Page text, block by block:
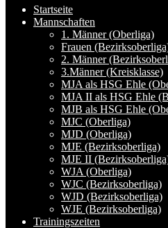
Startseite
Mannschaften
1. Männer (Oberliga)
Frauen
2. Männer
3.Männer (Kreisklasse)
MJA als HSG Ehle
MJA II als HSG Ehle
MJB als HSG Ehle
MJC (Oberliga)
MJD (Oberliga)
MJE (Bezirksoberliga)
MJE II
WJA (Oberliga)
WJC (Bezirksoberliga)
WJD (Bezirksoberliga)
WJE (Bezirksoberliga)
Trainingszeiten